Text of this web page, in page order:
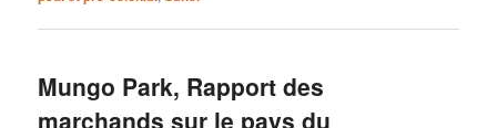
Mungo Park, Rapport des
marchands sur le pays du